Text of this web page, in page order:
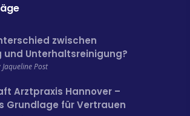
zwischen
und Unterhaltsreinigung?
Post
Arztpraxis Hannover –
Grundlage für Vertrauen